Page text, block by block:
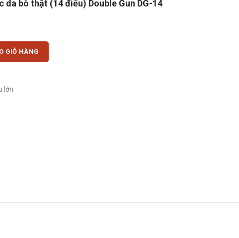
da bò thật (14 điếu) Double Gun DG-14
(14 điếu) Double Gun DG-14 số lượng
GIỎ HÀNG
lớn